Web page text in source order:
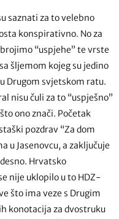
saznati za to velebno
konspirativno. No za
“uspjehe” te vrste
šljemom kojeg su jedino
Drugom svjetskom ratu.
nisu čuli za to “uspješno”
ono znači. Početak
pozdrav “Za dom
u Jasenovcu, a zaključuje
Hrvatsko
nije uklopilo u to HDZ-
što ima veze s Drugim
konotacija za dvostruku